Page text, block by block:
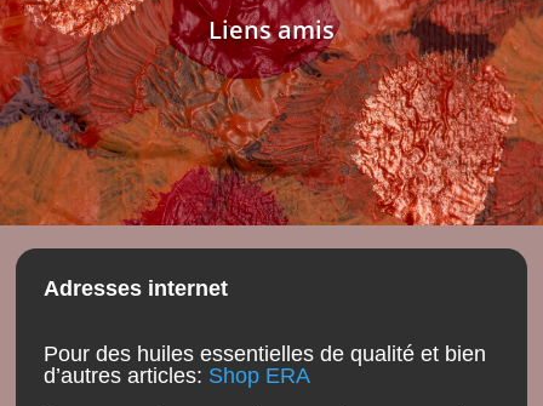
Liens amis
Adresses internet
Pour des huiles essentielles de qualité et bien
d’autres articles: Shop ERA